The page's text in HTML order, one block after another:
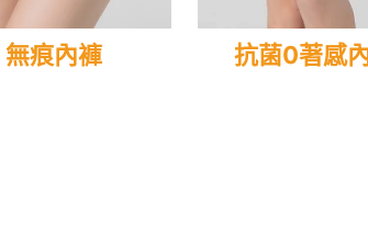
無痕內褲 抗菌0著感